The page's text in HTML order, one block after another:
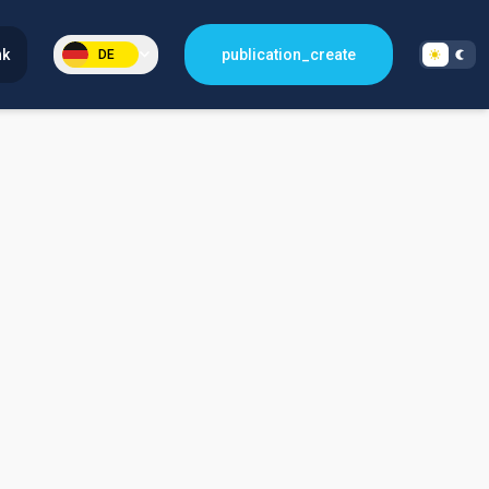
DE publication_create